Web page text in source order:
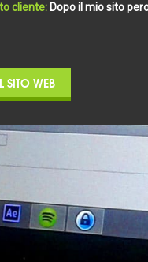
cliente: Dopo il mio sito
9 z
SITO WEB